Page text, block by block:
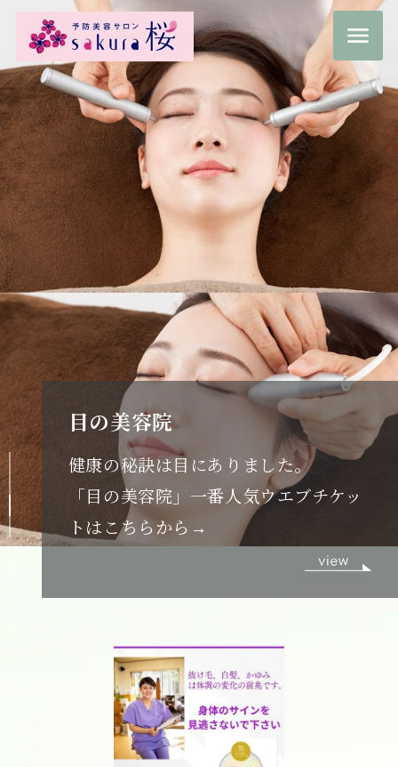
目の美容院
健康の秘訣は目にありました。
「目の美容院」一番人気ウエブチケッ
トはこちらから→